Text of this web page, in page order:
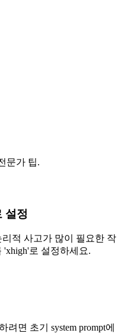
문가 팁.
설정
적 사고가 많이 필요한 작
'xhigh'로 설정하세요.
면 초기 system prompt에